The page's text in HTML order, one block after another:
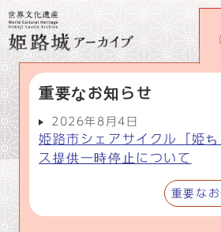
重要なお知らせ
2026年8月4日
姫路市シェアサイクル「姫
ス提供一時停止について
重要な